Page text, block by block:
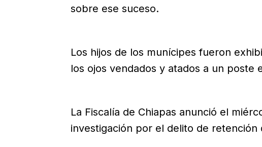
sobre ese suceso.
Los hijos de los munícipes fueron
los ojos vendados y atados a un poste
La Fiscalía de Chiapas anunció el
investigación por el delito de